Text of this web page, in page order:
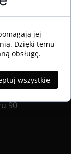
90
jej
Dzięki temu
obsługę.
wszystkie